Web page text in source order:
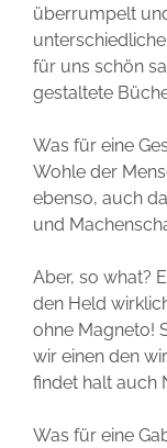
überrumpelt
für uns schön
gestaltete
Was für eine
Wohle der
ebenso, auch
und
Aber, so what?
den Held
ohne Magneto!
wir einen den
findet halt auch
Was für eine